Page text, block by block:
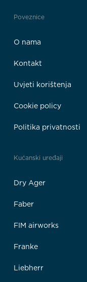
Poveznice
O nama
Kontakt
Uvjeti korištenja
Cookie policy
Politika privatnosti
Kućanski uređaji
Dry Ager
Faber
FIM airworks
Franke
Liebherr